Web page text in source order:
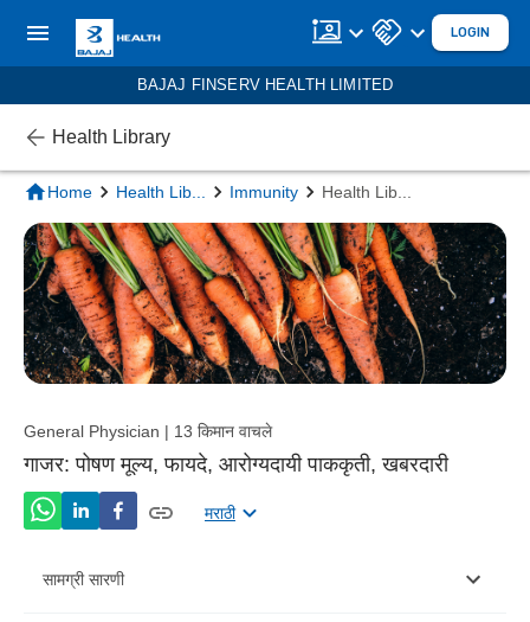
LOGIN
BAJAJ FINSERV HEALTH LIMITED
Health Library
Home Health Lib Immunity Health Lib
General Physician | 13 किमान वाचले
गाजर: पोषण मूल्य, फायदे, आरोग्यदायी पाककृती, खबरदारी
मराठी
सामग्री सारणी